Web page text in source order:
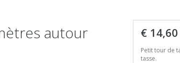
autour € 14,60
Petit tour de
tasse.